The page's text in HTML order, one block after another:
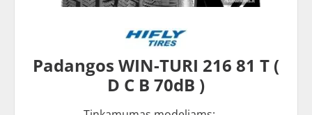
Padangos WIN-TURI 216 81 T (
D C B 70dB )